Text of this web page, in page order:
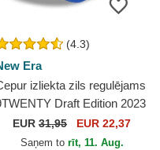
(4.3)
Era
izliekta zils regulējams
Draft Edition 2023
no Golden State Warriors
NBA no New Era
EUR 31,95 EUR 22,37
Saņem to rīt, 11. Aug.